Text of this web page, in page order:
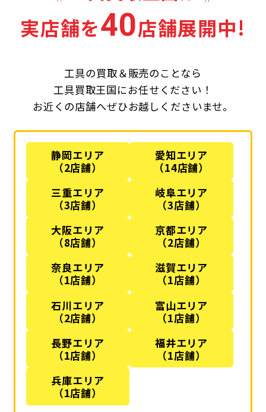
実店舗を40店舗展開中!
工具の買取＆販売のことなら
工具買取王国にお任せください！
お近くの店舗へぜひお越しくださいませ。
静岡エリア
（2店舗）
愛知エリア
（14店舗）
三重エリア
（3店舗）
岐阜エリア
（3店舗）
大阪エリア
（8店舗）
京都エリア
（2店舗）
奈良エリア
（1店舗）
滋賀エリア
（1店舗）
石川エリア
（2店舗）
富山エリア
（1店舗）
長野エリア
（1店舗）
福井エリア
（1店舗）
兵庫エリア
（1店舗）